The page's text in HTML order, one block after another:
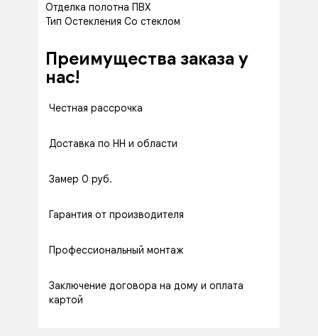
Отделка полотна ПВХ
Тип Остекления Со стеклом
Преимущества заказа у
нас!
Честная рассрочка
Доставка по НН и области
Замер 0 руб.
Гарантия от производителя
Профессиональный монтаж
Заключение договора на дому и оплата
картой